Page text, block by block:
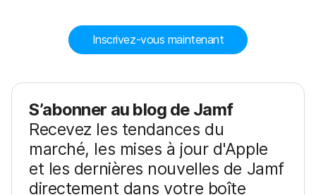
Inscrivez-vous maintenant
S’abonner au blog de Jamf
Recevez les tendances du
marché, les mises à jour d'Apple
et les dernières nouvelles de Jamf
directement dans votre boîte